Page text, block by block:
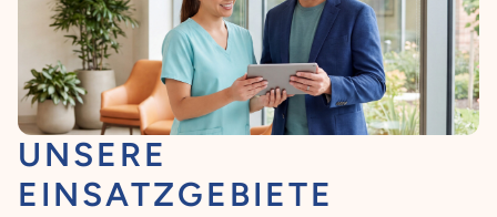
UNSERE
EINSATZGEBIETE